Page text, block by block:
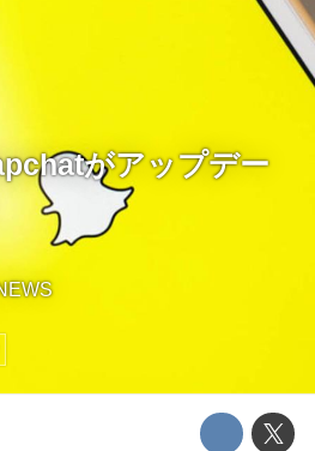
がアップデー